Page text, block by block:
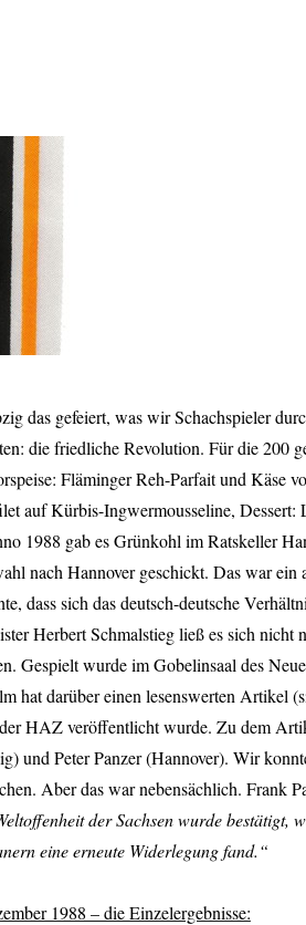
das gefeiert, was wir Schachspieler
die friedliche Revolution. Für die 200
Fläminger Reh-Parfait und Käse
auf Kürbis-Ingwermousseline, Dessert:
1988 gab es Grünkohl im Ratskeller
nach Hannover geschickt. Das war ein
dass sich das deutsch-deutsche
Herbert Schmalstieg ließ es sich nicht
Gespielt wurde im Gobelinsaal des
hat darüber einen lesenswerten Artikel
HAZ veröffentlicht wurde. Zu dem
und Peter Panzer (Hannover). Wir
Aber das war nebensächlich. Frank
der Sachsen wurde bestätigt,
eine erneute Widerlegung fand.“
1988 – die Einzelergebnisse: